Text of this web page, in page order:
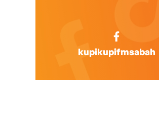
kupikupifmsabah